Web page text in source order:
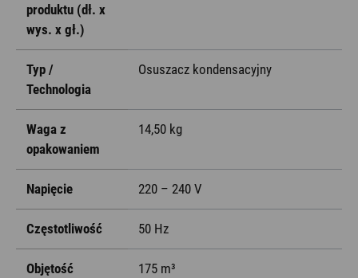
produktu (dł. x
wys. x gł.)
Typ /
Technologia
Osuszacz kondensacyjny
Waga z
opakowaniem
14,50 kg
Napięcie 220 – 240 V
Częstotliwość 50 Hz
Objętość
175 m³